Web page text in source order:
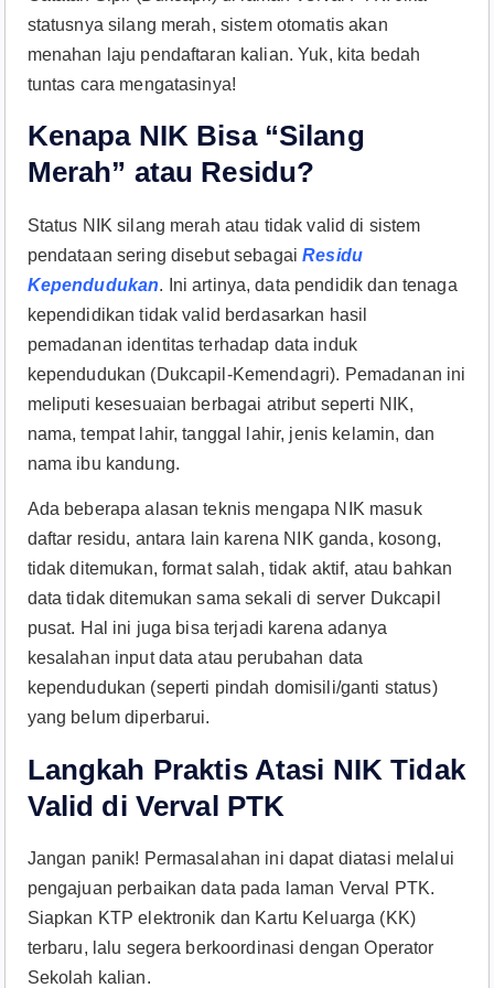
statusnya silang merah, sistem otomatis akan
menahan laju pendaftaran kalian. Yuk, kita bedah
tuntas cara mengatasinya!
Kenapa NIK Bisa “Silang
Merah” atau Residu?
Status NIK silang merah atau tidak valid di sistem
pendataan sering disebut sebagaiResidu
Kependudukan. Ini artinya, data pendidik dan tenaga
kependidikan tidak valid berdasarkan hasil
pemadanan identitas terhadap data induk
kependudukan (Dukcapil-Kemendagri). Pemadanan ini
meliputi kesesuaian berbagai atribut seperti NIK,
nama, tempat lahir, tanggal lahir, jenis kelamin, dan
nama ibu kandung.
Ada beberapa alasan teknis mengapa NIK masuk
daftar residu, antara lain karena NIK ganda, kosong,
tidak ditemukan, format salah, tidak aktif, atau bahkan
data tidak ditemukan sama sekali di server Dukcapil
pusat. Hal ini juga bisa terjadi karena adanya
kesalahan input data atau perubahan data
kependudukan (seperti pindah domisili/ganti status)
yang belum diperbarui.
Langkah Praktis Atasi NIK Tidak
Valid di Verval PTK
Jangan panik! Permasalahan ini dapat diatasi melalui
pengajuan perbaikan data pada laman Verval PTK.
Siapkan KTP elektronik dan Kartu Keluarga (KK)
terbaru, lalu segera berkoordinasi dengan Operator
Sekolah kalian.